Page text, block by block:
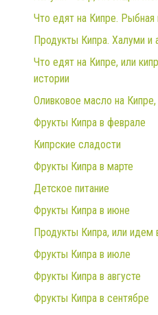
Что едят на Кипре. Рыбная
Продукты Кипра. Халуми и
Что едят на Кипре, или
истории
Оливковое масло на
Фрукты Кипра в феврале
Кипрские сладости
Фрукты Кипра в марте
Детское питание
Фрукты Кипра в июне
Продукты Кипра, или идем
Фрукты Кипра в июле
Фрукты Кипра в августе
Фрукты Кипра в сентябре